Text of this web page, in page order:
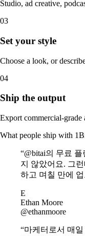
Studio, ad creative,
03
Set your style
Choose a look, or
04
Ship the output
Export commercial-grade
What people ship with
“@bitai의 무료
지 않았어요. 그
하고 며칠 만에
E
Ethan Moore
@ethanmoore
“마케터로서 매